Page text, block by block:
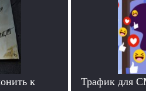
к
Трафик для